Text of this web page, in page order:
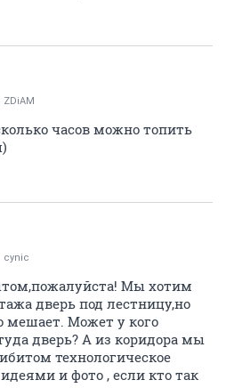
ZDiAM
часов можно топить
cynic
Мы хотим
дверь под лестницу,но
мешает. Может у кого
дверь? А из коридора мы
технологическое
и фото , если кто так